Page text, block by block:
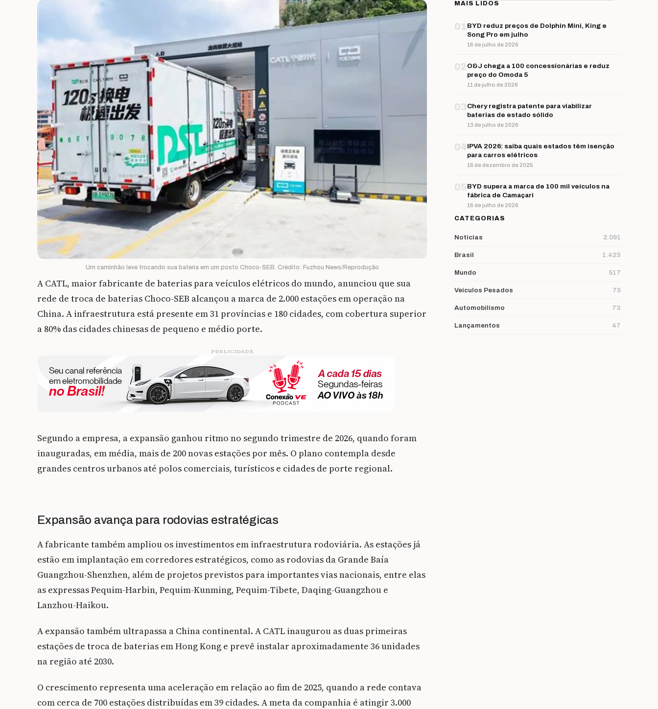
Um caminhão leve trocando sua bateria em um posto Choco-SEB. Crédito: Fuzhou News/Reprodução
A CATL, maior fabricante de baterias para veículos elétricos do mundo, anunciou que sua
rede de troca de baterias Choco-SEB alcançou a marca de 2.000 estações em operação na
China. A infraestrutura está presente em 31 províncias e 180 cidades, com cobertura superior
a 80% das cidades chinesas de pequeno e médio porte.
PUBLICIDADE
Segundo a empresa, a expansão ganhou ritmo no segundo trimestre de 2026, quando foram
inauguradas, em média, mais de 200 novas estações por mês. O plano contempla desde
grandes centros urbanos até polos comerciais, turísticos e cidades de porte regional.
Expansão avança para rodovias estratégicas
A fabricante também ampliou os investimentos em infraestrutura rodoviária. As estações já
estão em implantação em corredores estratégicos, como as rodovias da Grande Baía
Guangzhou-Shenzhen, além de projetos previstos para importantes vias nacionais, entre elas
as expressas Pequim-Harbin, Pequim-Kunming, Pequim-Tibete, Daqing-Guangzhou e
Lanzhou-Haikou.
A expansão também ultrapassa a China continental. A CATL inaugurou as duas primeiras
estações de troca de baterias em Hong Kong e prevê instalar aproximadamente 36 unidades
na região até 2030.
O crescimento representa uma aceleração em relação ao fim de 2025, quando a rede contava
com cerca de 700 estações distribuídas em 39 cidades. A meta da companhia é atingir 3.000
MAIS LIDOS
01BYD reduz preços de Dolphin Mini, King e
Song Pro em julho
16 de julho de 2026
02 O&J chega a 100 concessionárias e reduz
preço do Omoda 5
11 de julho de 2026
03Chery registra patente para viabilizar
baterias de estado sólido
13 de julho de 2026
04IPVA 2026: saiba quais estados têm isenção
para carros elétricos
16 de dezembro de 2025
05BYD supera a marca de 100 mil veículos na
fábrica de Camaçari
16 de julho de 2026
CATEGORIAS
Notícias 2.091
Brasil 1.423
Mundo 517
Veículos Pesados 75
Automobilismo 73
Lançamentos 47